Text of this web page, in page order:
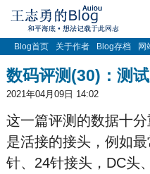
Blog首页 关于作者 Blog存档 网
数码评测(30)：测
2021年04月09日 14:02
这一篇评测的数据十
是活接的接头，例如
针、24针接头，DC头